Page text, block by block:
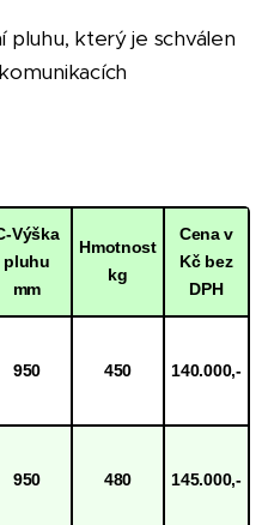
pluhu, který je schválen
Výška
pluhu
mm
Hmotnost
kg
Cena v
Kč bez
DPH
950 450 140.000,-
950 480 145.000,-